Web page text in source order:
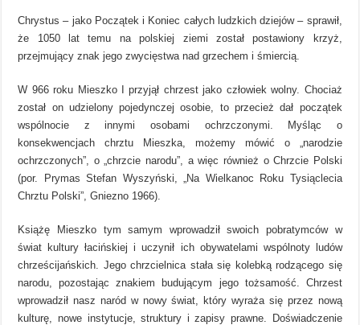
Chrystus – jako Początek i Koniec całych ludzkich dziejów – sprawił,
że 1050 lat temu na polskiej ziemi został postawiony krzyż,
przejmujący znak jego zwycięstwa nad grzechem i śmiercią.
W 966 roku Mieszko I przyjął chrzest jako człowiek wolny. Chociaż
został on udzielony pojedynczej osobie, to przecież dał początek
wspólnocie z innymi osobami ochrzczonymi. Myśląc o
konsekwencjach chrztu Mieszka, możemy mówić o „narodzie
ochrzczonych”, o „chrzcie narodu”, a więc również o Chrzcie Polski
(por. Prymas Stefan Wyszyński, „Na Wielkanoc Roku Tysiąclecia
Chrztu Polski”, Gniezno 1966).
Książę Mieszko tym samym wprowadził swoich pobratymców w
świat kultury łacińskiej i uczynił ich obywatelami wspólnoty ludów
chrześcijańskich. Jego chrzcielnica stała się kolebką rodzącego się
narodu, pozostając znakiem budującym jego tożsamość. Chrzest
wprowadził nasz naród w nowy świat, który wyraża się przez nową
kulturę, nowe instytucje, struktury i zapisy prawne. Doświadczenie